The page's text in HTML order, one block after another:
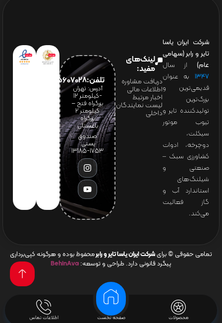
محصولات صفحه نخست اطلاعات تماس
شرکت ایران یاسا
تایر و رابر (سهامی
عام) از سال
۱۳۴۷ به عنوان
قدیمی‌ترین و
بزرگ‌ترین
تولیدکننده تایر و
تیوب موتور
سیکلت،
دوچرخه، ادوات
کشاورزی سبک –
صنعتی و
شیلنگ‌های
استاندارد آب و
گاز فعالیت
می‌کند.
لینک‌های
مفید:
دریافت مشاوره
اطلاعات مالی
اخبار مرتبط
لیست نمایندگان
داخلی
تلفن:65607028(021)
آدرس: تهران
-کیلومتر 12
بزرگراه فتح –
کیلومتر ۲
بزرگراه
باغستان
صندوق
پستی:
1753-13185
تمامی حقوقی © برای شرکت ایران یاسا تایر و رابرمحفوظ بوده و هرگونه کپی‌برداری
پیگرد قانونی دارد. طراحی و توسعه: BehinAva